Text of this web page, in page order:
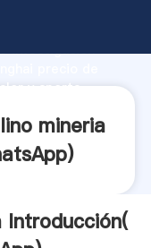
investigación
y aporta
mineria
)